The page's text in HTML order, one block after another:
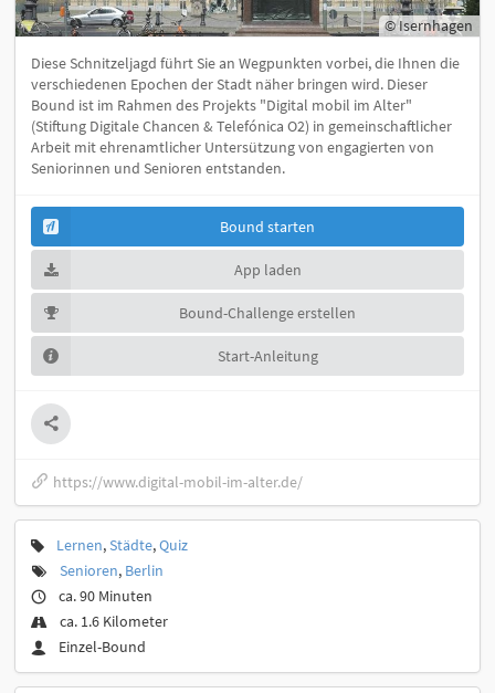
© Isernhagen
Diese Schnitzeljagd führt Sie an Wegpunkten vorbei, die Ihnen die
verschiedenen Epochen der Stadt näher bringen wird. Dieser
Bound ist im Rahmen des Projekts "Digital mobil im Alter"
(Stiftung Digitale Chancen & Telefónica O2) in gemeinschaftlicher
Arbeit mit ehrenamtlicher Untersützung von engagierten von
Seniorinnen und Senioren entstanden.
Bound starten
App laden
Bound-Challenge erstellen
Start-Anleitung
https://www.digital-mobil-im-alter.de/
Lernen,Städte,Quiz
Senioren, Berlin
ca. 90 Minuten
ca. 1.6 Kilometer
Einzel-Bound